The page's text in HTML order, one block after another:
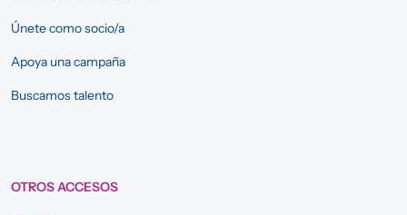
Únete como socio/a
Apoya una campaña
Buscamos talento
OTROS ACCESOS